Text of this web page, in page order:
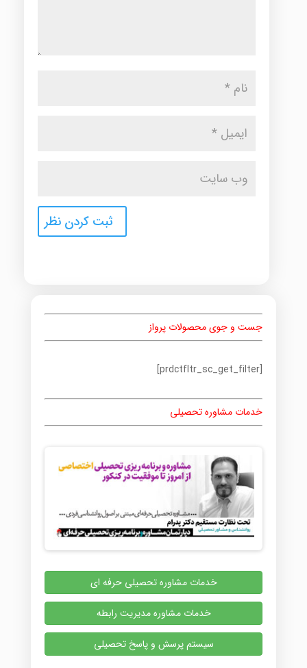
جست و جوی محصولات پرواز
[prdctfltr_sc_get_filter]
خدمات مشاوره تحصیلی
خدمات مشاوره تحصیلی حرفه ای
خدمات مشاوره مدیریت رابطه
سیستم پرسش و پاسخ تحصیلی